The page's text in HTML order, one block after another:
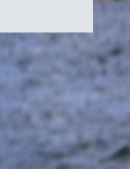
Canada